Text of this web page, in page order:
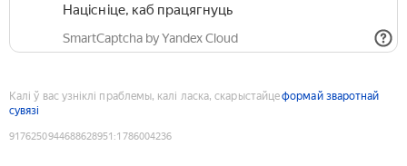
Націсніце, каб працягнуць
SmartCaptcha by Yandex Cloud
Калі ў вас узніклі праблемы, калі ласка, скарыстайцеформай зваротнай
сувязі
9176250944688628951 :1786004236